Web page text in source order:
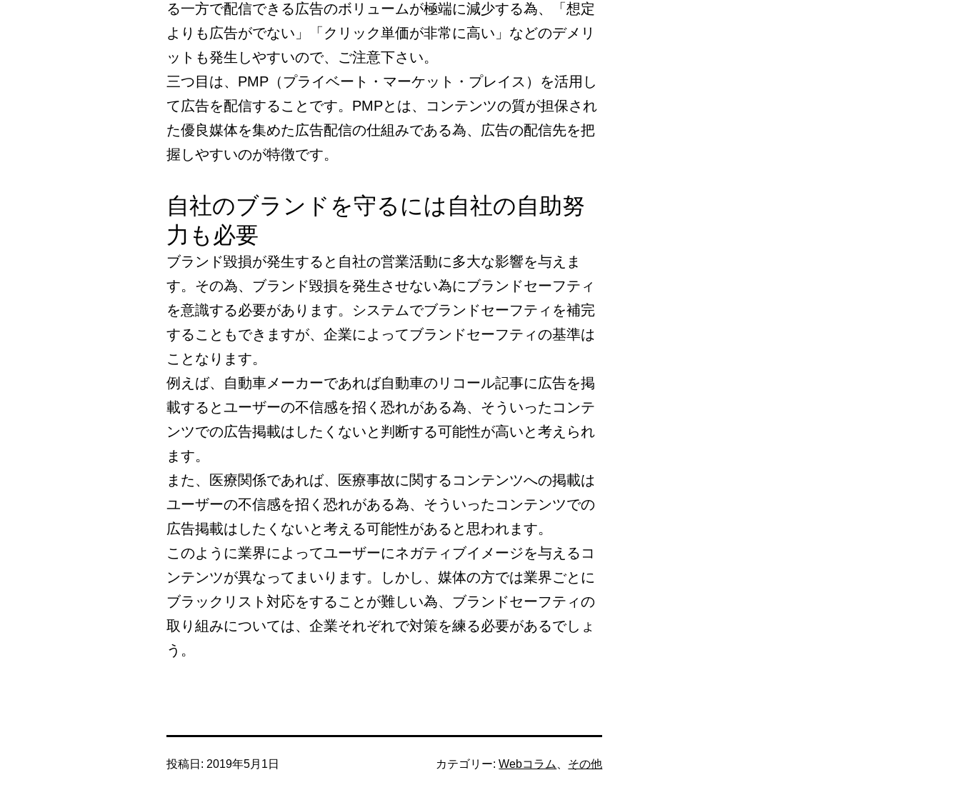
る一方で配信できる広告のボリュームが極端に減少する為、「想定
よりも広告がでない」「クリック単価が非常に高い」などのデメリ
ットも発生しやすいので、ご注意下さい。
三つ目は、 PMP （プライベート・マーケット・プレイス）を活用し
て広告を配信することです。 PMPとは、コンテンツの質が担保され
た優良媒体を集めた広告配信の仕組みである為、広告の配信先を把
握しやすいのが特徴です。
自社のブランドを守るには自社の自助努
力も必要
ブランド毀損が発生すると自社の営業活動に多大な影響を与えま
す。その為、ブランド毀損を発生させない為にブランドセーフティ
を意識する必要があります。システムでブランドセーフティを補完
することもできますが、企業によってブランドセーフティの基準は
ことなります。
例えば、自動車メーカーであれば自動車のリコール記事に広告を掲
載するとユーザーの不信感を招く恐れがある為、そういったコンテ
ンツでの広告掲載はしたくないと判断する可能性が高いと考えられ
ます。
また、医療関係であれば、医療事故に関するコンテンツへの掲載は
ユーザーの不信感を招く恐れがある為、そういったコンテンツでの
広告掲載はしたくないと考える可能性があると思われます。
このように業界によってユーザーにネガティブイメージを与えるコ
ンテンツが異なってまいります。しかし、媒体の方では業界ごとに
ブラックリスト対応をすることが難しい為、ブランドセーフティの
取り組みについては、企業それぞれで対策を練る必要があるでしょ
う。
投稿日: 2019年5月1日 カテゴリー:Webコラム その他